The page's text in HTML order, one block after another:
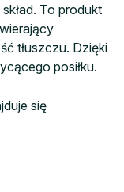
To produkt
tłuszczu. Dzięki
posiłku.
się